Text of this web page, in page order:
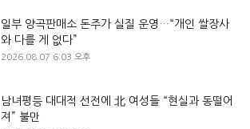
일부 양곡판매소 돈주가 실질 운영…“개인 쌀장사
와 다를 게 없다”
2026.08.07 6:03 오후
남녀평등 대대적 선전에 北 여성들 “현실과 동떨어
져” 불만